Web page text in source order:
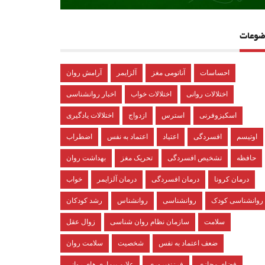
آرامش روان آلزایمر آناتومی مغز احساسات
اخبار روانشناسی اختلالات خواب اختلالات روانی
اختلالات یادگیری ازدواج استرس اسکیزوفرنی
اضطراب اعتماد به نفس اعتیاد افسردگی اوتیسم
بهداشت روان تحریک مغز تشخیص افسردگی حافظه
خواب درمان آلزایمر درمان افسردگی درمان کرونا
رشد کودکان روانشناس روانشناسی روانشناسی کودک
زوال عقل سازمان نظام روان شناسی سلامت
سلامت روان شخصیت ضعف اعتماد به نفس